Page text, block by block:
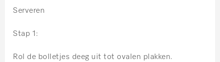
Serveren
Stap 1:
Rol de bolletjes deeg uit tot ovalen plakken.